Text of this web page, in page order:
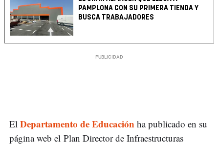
PAMPLONA CON SU PRIMERA TIENDA Y
BUSCA TRABAJADORES
El Departamento de Educación ha publicado en su
página web el Plan Director de Infraestructuras